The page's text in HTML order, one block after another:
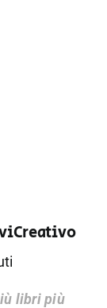
libri più